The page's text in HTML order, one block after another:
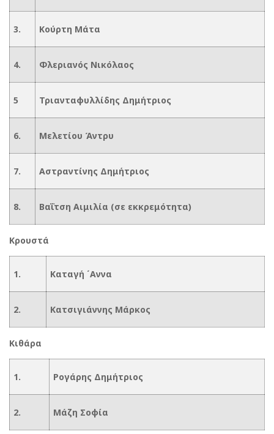
3. Κούρτη Μάτα
4. Φλεριανός Νικόλαος
5 Τριανταφυλλίδης Δημήτριος
6. Μελετίου Άντρυ
7. Αστραντίνης Δημήτριος
8. Βαΐτση Αιμιλία (σε εκκρεμότητα)
Κρουστά
1. Καταγή ΄Αννα
2. Κατσιγιάννης Μάρκος
Κιθάρα
1. Ρογάρης Δημήτριος
2. Μάζη Σοφία